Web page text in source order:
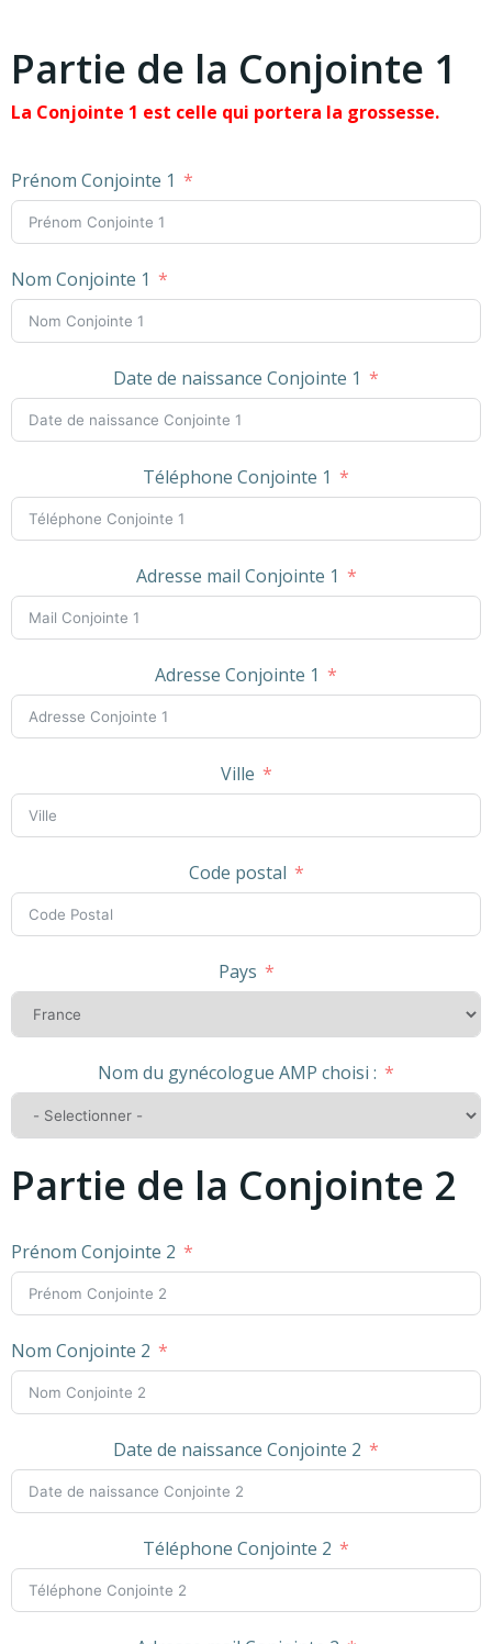
Partie de la Conjointe 1
La Conjointe 1 est celle qui portera la grossesse.
Prénom Conjointe 1
Nom Conjointe 1
Date de naissance Conjointe 1
Téléphone Conjointe 1
Adresse mail Conjointe 1
Adresse Conjointe 1
Ville
Code postal
Pays
Nom du gynécologue AMP choisi :
Partie de la Conjointe 2
Prénom Conjointe 2
Nom Conjointe 2
Date de naissance Conjointe 2
Téléphone Conjointe 2